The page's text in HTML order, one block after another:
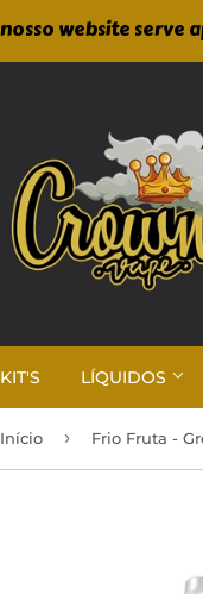
website
KIT'S LÍQUIDOS
Início ›